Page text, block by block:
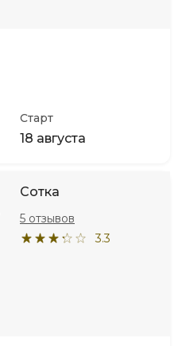
Старт
18 августа
Сотка
3.3
5 отзывов